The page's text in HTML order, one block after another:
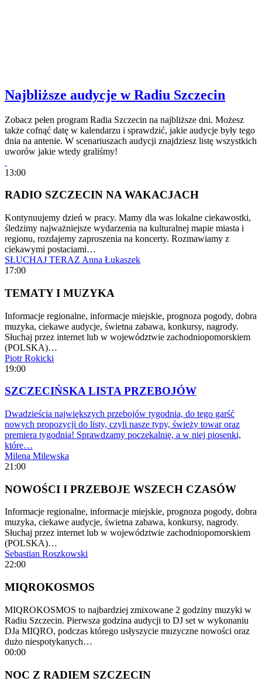
Najbliższe audycje w Radiu Szczecin
Zobacz pełen program Radia Szczecin na najbliższe dni. Możesz
także cofnąć datę w kalendarzu i sprawdzić, jakie audycje były tego
dnia na antenie. W scenariuszach audycji znajdziesz listę wszystkich
uworów jakie wtedy graliśmy!
13:00
RADIO SZCZECIN NA WAKACJACH
Kontynuujemy dzień w pracy. Mamy dla was lokalne ciekawostki,
śledzimy najważniejsze wydarzenia na kulturalnej mapie miasta i
regionu, rozdajemy zaproszenia na koncerty. Rozmawiamy z
ciekawymi postaciami…
SŁUCHAJ TERAZ Anna Łukaszek
17:00
TEMATY I MUZYKA
Informacje regionalne, informacje miejskie, prognoza pogody, dobra
muzyka, ciekawe audycje, świetna zabawa, konkursy, nagrody.
Słuchaj przez internet lub w województwie zachodniopomorskiem
(POLSKA)…
Piotr Rokicki
19:00
SZCZECIŃSKA LISTA PRZEBOJÓW
Dwadzieścia największych przebojów tygodnia, do tego garść
nowych propozycji do listy, czyli nasze typy, świeży towar oraz
premiera tygodnia! Sprawdzamy poczekalnię, a w niej piosenki,
które…
Milena Milewska
21:00
NOWOŚCI I PRZEBOJE WSZECH CZASÓW
Informacje regionalne, informacje miejskie, prognoza pogody, dobra
muzyka, ciekawe audycje, świetna zabawa, konkursy, nagrody.
Słuchaj przez internet lub w województwie zachodniopomorskiem
(POLSKA)…
Sebastian Roszkowski
22:00
MIQROKOSMOS
MIQROKOSMOS to najbardziej zmixowane 2 godziny muzyki w
Radiu Szczecin. Pierwsza godzina audycji to DJ set w wykonaniu
DJa MIQRO, podczas którego usłyszycie muzyczne nowości oraz
dużo niespotykanych…
00:00
NOC Z RADIEM SZCZECIN